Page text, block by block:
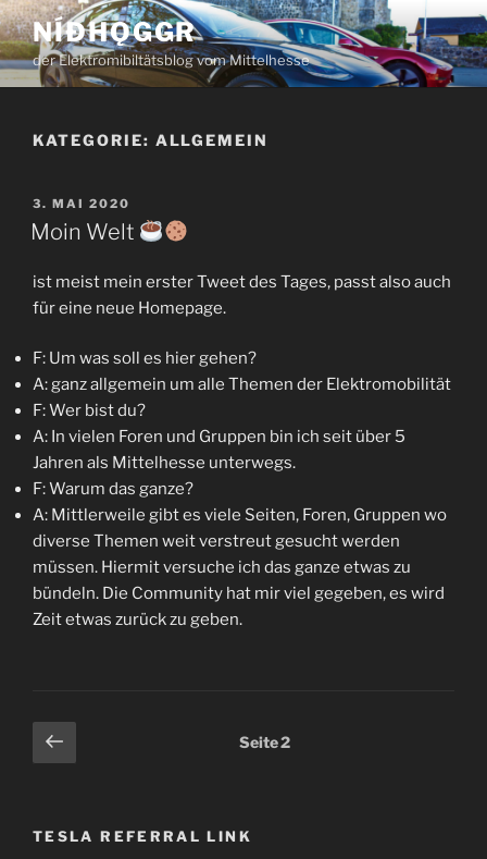
Zum
Inhalt
springen
NÍÐHǪGGR
der Elektromibiltätsblog vom Mittelhesse
KATEGORIE: ALLGEMEIN
VERÖFFENTLICHT
AM
3. MAI 2020
Moin Welt
ist meist mein erster Tweet des Tages, passt also auch
für eine neue Homepage.
F: Um was soll es hier gehen?
A: ganz allgemein um alle Themen der Elektromobilität
F: Wer bist du?
A: In vielen Foren und Gruppen bin ich seit über 5
Jahren als Mittelhesse unterwegs.
F: Warum das ganze?
A: Mittlerweile gibt es viele Seiten, Foren, Gruppen wo
diverse Themen weit verstreut gesucht werden
müssen. Hiermit versuche ich das ganze etwas zu
bündeln. Die Community hat mir viel gegeben, es wird
Zeit etwas zurück zu geben.
Seitennummerierung
der
Vorherige
Seite
Seite2
TESLA REFERRAL LINK